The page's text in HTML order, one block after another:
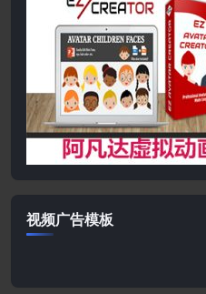
视频广告模板